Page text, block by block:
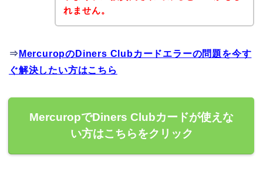
れません。
⇒ MercuropのDiners Clubカードエラーの問題を今す
ぐ解決したい方はこちら
MercuropでDiners Clubカードが使えな
い方はこちらをクリック